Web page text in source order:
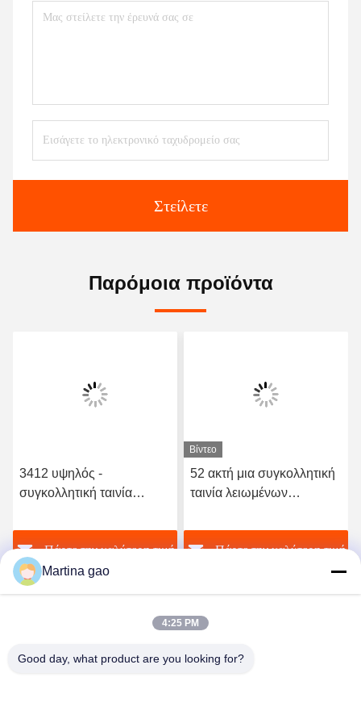
Στείλετε
Παρόμοια προϊόντα
3412 υψηλός -
συγκολλητική ταινία
ποιοτικού ελαστική
πολυουρεθάνιου καυτή
Πάρτε την καλύτερη τιμή
Βίντεο
52 ακτή μια συγκολλητική
ταινία λειωμένων
TPU καυτή για το άνευ
ραφής εσώρουχο
Πάρτε την καλύτερη τιμή
Shenzhen Tunsing Plastic Products Co., Ltd.
Martina gao
4:25 PM
Good day, what product are you looking for?